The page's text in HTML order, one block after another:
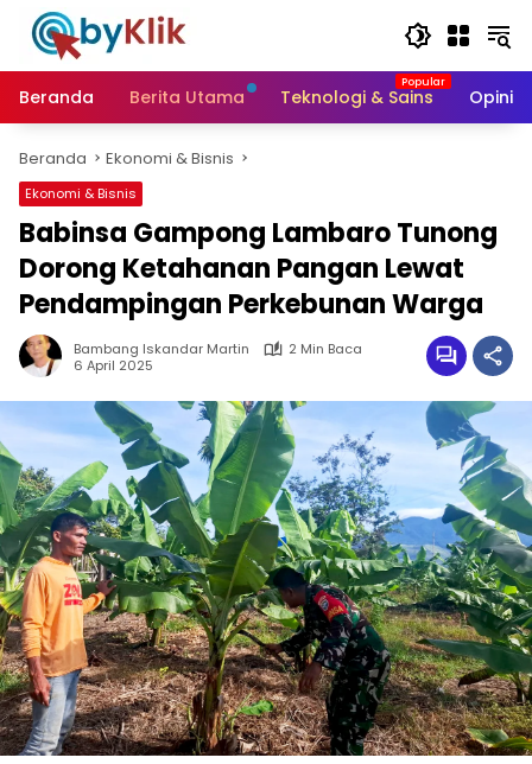
Langsung
konten
Beranda
Berita Utama Teknologi & Sains Opini
Beranda Ekonomi & Bisnis
Ekonomi & Bisnis
Babinsa Gampong Lambaro Tunong
Dorong Ketahanan Pangan Lewat
Pendampingan Perkebunan Warga
Bambang Iskandar Martin
2 Min Baca
6 April 2025